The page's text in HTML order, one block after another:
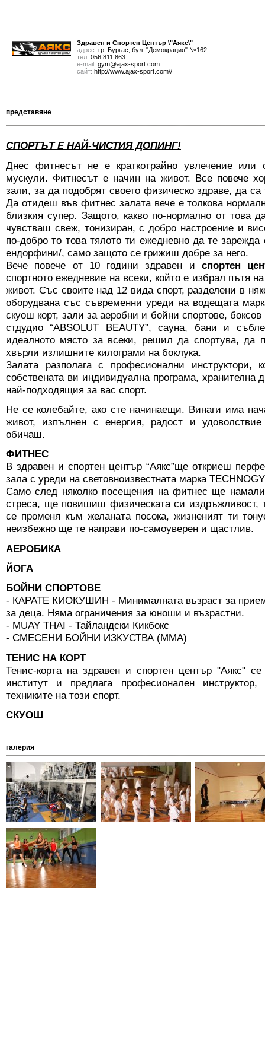
Здравен и Спортен Център \"Аякс\"
адрес: гр. Бургас, бул. "Демокрация" №162
тел: 056 811 863
е-mail: gym@ajax-sport.com
сайт: http://www.ajax-sport.com//
представяне
СПОРТЪТ Е НАЙ-ЧИСТИЯ ДОПИНГ!
Днес фитнесът не е краткотрайно увлечение или
мускули. Фитнесът е начин на живот. Все повече
зали, за да подобрят своето физическо здраве, да са
Да отидеш във фитнес залата вече е толкова
близкия супер. Защото, какво по-нормално от това
чувстваш свеж, тонизиран, с добро настроение и
по-добро то това тялото ти ежедневно да те
ендорфини/, само защото се грижиш добре за него.
Вече повече от 10 години здравен и спортен
спортното ежедневие на всеки, който е избрал пътя
живот. Със своите над 12 вида спорт, разделени в
оборудвана със съвременни уреди на водещата
скуош корт, зали за аеробни и бойни спортове,
стдудио “ABSOLUT BEAUTY”, сауна, бани и
идеалното място за всеки, решил да спортува,
хвърли излишните килограми на боклука.
Залата разполага с професионални инструктори,
собствената ви индивидуална програма, хранителна
най-подходящия за вас спорт.
Не се колебайте, ако сте начинаещи. Винаги има
живот, изпълнен с енергия, радост и
обичаш.
ФИТНЕС
В здравен и спортен център “Аякс”ще откриеш
зала с уреди на световноизвестната марка
Само след няколко посещения на фитнес ще
стреса, ще повишиш физическата си издръжливост,
се променя към желаната посока, жизненият ти
неизбежно ще те направи по-самоуверен и щастлив.
АЕРОБИКА
ЙОГА
БОЙНИ СПОРТОВЕ
- КАРАТЕ КИОКУШИН - Минималната възраст за
за деца. Няма ограничения за юноши и възрастни.
- MUAY THAI - Тайландски Кикбокс
- СМЕСЕНИ БОЙНИ ИЗКУСТВА (MMA)
ТЕНИС НА КОРТ
Тенис-корта на здравен и спортен център "Аякс"
институт и предлага професионален
техниките на този спорт.
СКУОШ
галерия